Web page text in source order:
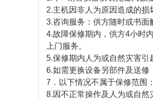
2.主机因非人为原因造成的
3.咨询服务：供方随时或书面
4.故障保修期内，供方4小时
上门服务。
5.保修期内人为或自然灾害
6.如需更换设备另部件及送修
7．以下情况不属于保修范围
8.因不正常操作及人为或自然